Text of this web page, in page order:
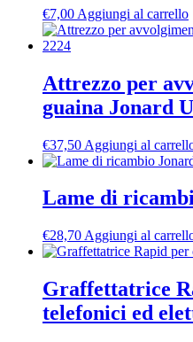
€7,00 Aggiungi al carrello
Attrezzo per
guaina Jonard
€37,50 Aggiungi al
Lame di
€28,70 Aggiungi al
Graffettatrice
telefonici ed